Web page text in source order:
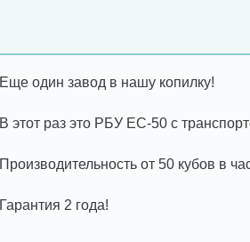
Еще один завод в нашу копилку!
В этот раз это РБУ ЕС-50 с
Производительность от 50 кубов в
Гарантия 2 года!